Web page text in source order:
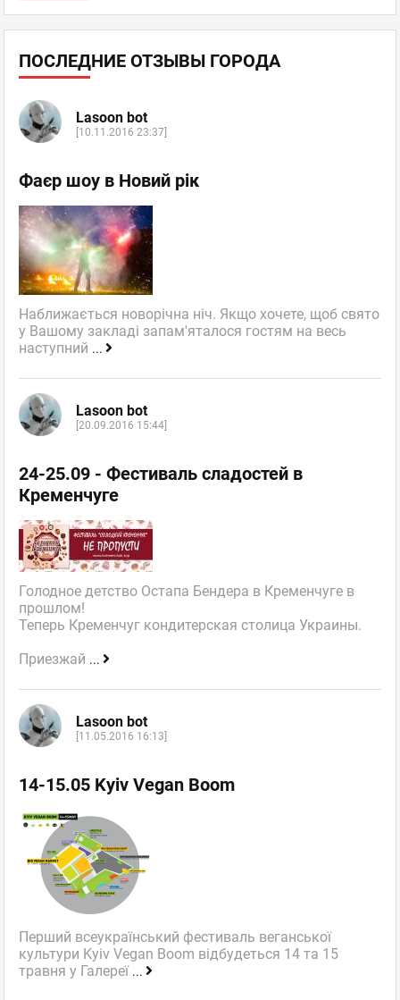
ПОСЛЕДНИЕ ОТЗЫВЫ ГОРОДА
Lasoon bot
[10.11.2016 23:37]
Фаєр шоу в Новий рік
Наближається новорічна ніч. Якщо хочете, щоб свято
у Вашому закладі запам'яталося гостям на весь
наступний ...
Lasoon bot
[20.09.2016 15:44]
24-25.09 - Фестиваль сладостей в
Кременчуге
Голодное детство Остапа Бендера в Кременчуге в
прошлом!
Теперь Кременчуг кондитерская столица Украины.
Приезжай ...
Lasoon bot
[11.05.2016 16:13]
14-15.05 Kyiv Vegan Boom
Перший всеукраїнський фестиваль веганської
культури Kyiv Vegan Boom відбудеться 14 та 15
травня у Галереї ...